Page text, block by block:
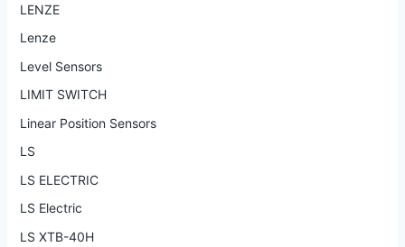
LENZE
Lenze
Level Sensors
LIMIT SWITCH
Linear Position Sensors
LS
LS ELECTRIC
LS Electric
LS XTB-40H